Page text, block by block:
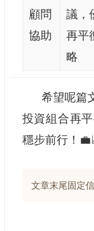
顧問
協助
議，
再平
略
希望呢篇
投資組合再
穩步前行！
文章末尾固定